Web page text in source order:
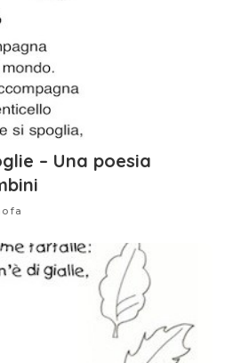
– Una poesia
fa